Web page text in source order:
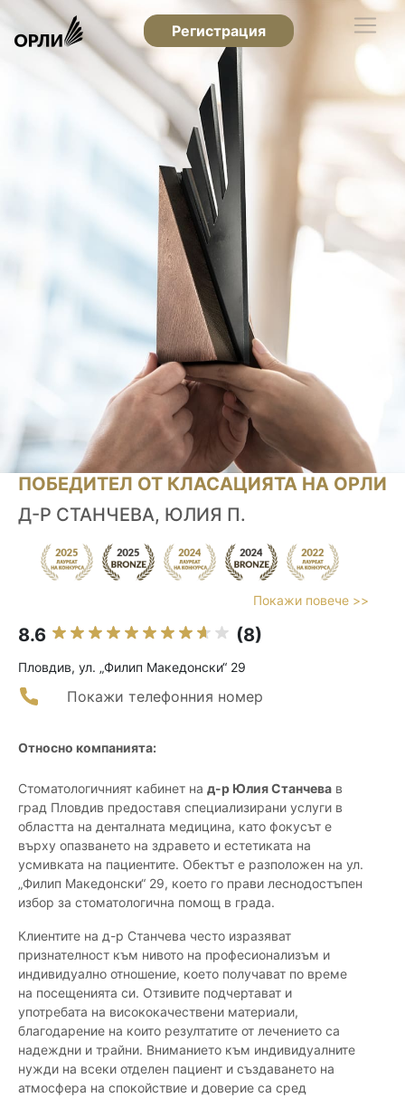
Регистрация
ПОБЕДИТЕЛ ОТ КЛАСАЦИЯТА НА ОРЛИ
Д-Р СТАНЧЕВА, ЮЛИЯ П.
Покажи повече >>
8.6 (8)
Пловдив, ул. „Филип Македонски“ 29
Покажи телефонния номер
Относно компанията:
Стоматологичният кабинет на д-р Юлия Станчева в
град Пловдив предоставя специализирани услуги в
областта на денталната медицина, като фокусът е
върху опазването на здравето и естетиката на
усмивката на пациентите. Обектът е разположен на ул.
„Филип Македонски“ 29, което го прави леснодостъпен
избор за стоматологична помощ в града.
Клиентите на д-р Станчева често изразяват
признателност към нивото на професионализъм и
индивидуално отношение, което получават по време
на посещенията си. Отзивите подчертават и
употребата на висококачествени материали,
благодарение на които резултатите от лечението са
надеждни и трайни. Вниманието към индивидуалните
нужди на всеки отделен пациент и създаването на
атмосфера на спокойствие и доверие са сред